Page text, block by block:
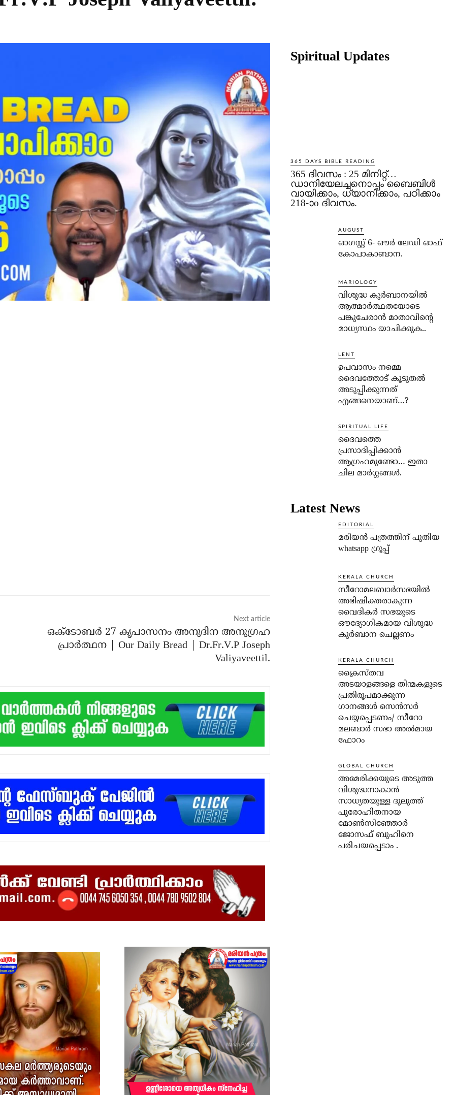
Next article
ഒക്ടോബർ 27 കൃപാസനം അനുദിന അനുഗ്രഹ
പ്രാർത്ഥന | Our Daily Bread | Dr.Fr.V.P Joseph
Valiyaveettil.
Spiritual Updates
365 DAYS BIBLE READING
365 ദിവസം : 25 മിനിറ്റ്…
ഡാനിയേലച്ചനൊപ്പം ബൈബിൾ
വായിക്കാം, ധ്യാനിക്കാം, പഠിക്കാം
218-ാo ദിവസം.
AUGUST
ഓഗസ്റ്റ് 6- ഔര്‍ ലേഡി ഓഫ്
കോപാകാബാന.
MARIOLOGY
വിശുദ്ധ കുര്‍ബാനയില്‍
ആത്മാര്‍ത്ഥതയോടെ
പങ്കുചേരാന്‍ മാതാവിന്റെ
മാധ്യസ്ഥം യാചിക്കുക..
LENT
ഉപവാസം നമ്മെ
ദൈവത്തോട് കൂടുതല്‍
അടുപ്പിക്കുന്നത്
എങ്ങനെയാണ്…?
SPIRITUAL LIFE
ദൈവത്തെ
പ്രസാദിപ്പിക്കാന്‍
ആഗ്രഹമുണ്ടോ… ഇതാ
ചില മാര്‍ഗ്ഗങ്ങള്‍.
Latest News
EDITORIAL
മരിയൻ പത്രത്തിന് പുതിയ
whatsapp ഗ്രൂപ്പ്
KERALA CHURCH
സീറോമലബാർസഭയിൽ
അഭിഷിക്തരാകുന്ന
വൈദികർ സഭയുടെ
ഔദ്യോഗികമായ വിശുദ്ധ
കുർബാന ചെല്ലണം
KERALA CHURCH
ക്രൈസ്തവ
അടയാളങ്ങളെ തിന്മകളുടെ
പ്രതിരൂപമാക്കുന്ന
ഗാനങ്ങൾ സെൻസർ
ചെയ്യപ്പെടണം/ സീറോ
മലബാർ സഭാ അൽമായ
ഫോറം
GLOBAL CHURCH
അമേരിക്കയുടെ അടുത്ത
വിശുദ്ധനാകാൻ
സാധ്യതയുള്ള ദുലുത്ത്
പുരോഹിതനായ
മോൺസിഞ്ഞോർ
ജോസഫ് ബുഹിനെ
പരിചയപ്പെടാം .